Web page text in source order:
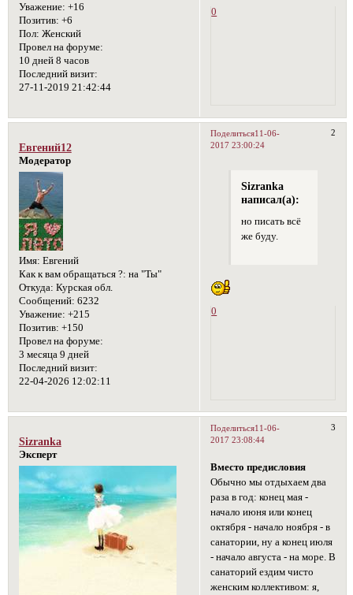
Уважение: +16
Позитив: +6
Пол: Женский
Провел на форуме:
10 дней 8 часов
Последний визит:
27-11-2019 21:42:44
0
Поделиться 2
11-06-
2017 23:00:24
Евгений12
Модератор
Имя: Евгений
Как к вам обращаться ?: на "Ты"
Откуда: Курская обл.
Сообщений: 6232
Уважение: +215
Позитив: +150
Провел на форуме:
3 месяца 9 дней
Последний визит:
22-04-2026 12:02:11
Sizranka
написал(а):
но писать всё
же буду.
0
Поделиться 3
11-06-
2017 23:08:44
Sizranka
Эксперт
Вместо предисловия
Обычно мы отдыхаем два
раза в год: конец мая -
начало июня или конец
октября - начало ноября - в
санатории, ну а конец июля
- начало августа - на море. В
санаторий ездим чисто
женским коллективом: я,